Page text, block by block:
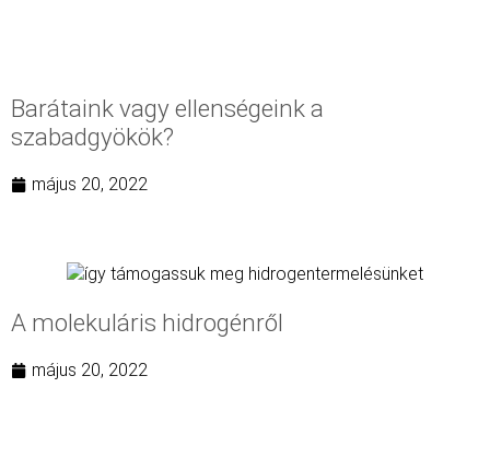
Barátaink vagy ellenségeink a
szabadgyökök?
május 20, 2022
A molekuláris hidrogénről
május 20, 2022